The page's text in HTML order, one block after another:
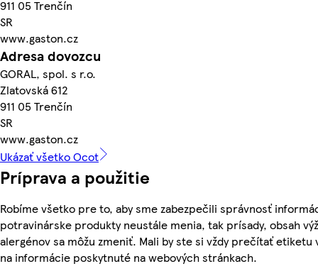
911 05 Trenčín
SR
www.gaston.cz
Adresa dovozcu
GORAL, spol. s r.o.
Zlatovská 612
911 05 Trenčín
SR
www.gaston.cz
Ukázať všetko Ocot
Príprava a použitie
Robíme všetko pre to, aby sme zabezpečili správnosť
potravinárske produkty neustále menia, tak prísady, obsah
alergénov sa môžu zmeniť. Mali by ste si vždy prečítať etiketu
na informácie poskytnuté na webových stránkach.